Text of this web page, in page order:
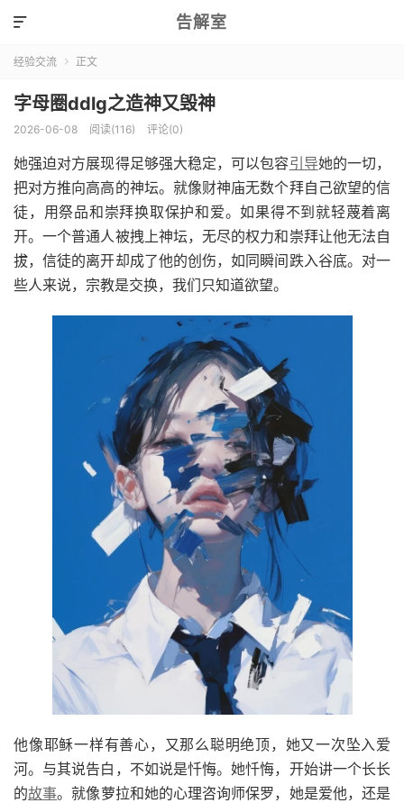
告解室

经验交流  正文
字母圈ddlg之造神又毁神
2026-06-08 阅读(116) 评论(0)
她强迫对方展现得足够强大稳定，可以包容引导她的一切，
把对方推向高高的神坛。就像财神庙无数个拜自己欲望的信
徒，用祭品和崇拜换取保护和爱。如果得不到就轻蔑着离
开。一个普通人被拽上神坛，无尽的权力和崇拜让他无法自
拔，信徒的离开却成了他的创伤，如同瞬间跌入谷底。对一
些人来说，宗教是交换，我们只知道欲望。
他像耶稣一样有善心，又那么聪明绝顶，她又一次坠入爱
河。与其说告白，不如说是忏悔。她忏悔，开始讲一个长长
的故事。就像萝拉和她的心理咨询师保罗，她是爱他，还是